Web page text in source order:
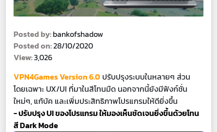
Posted by:bankofshadow
Posted on:28/10/2020
View:3,026
VPN4Games Version 6.0 ปรับปรุงระบบในหลายๆ ส่วน
โดยเฉพาะ UX/UI ที่มาในสีโทนมืด นอกจากนี้ยังมีฟังก์ชั่น
ใหม่ๆ, แก้บัค และเพิ่มประสิทธิภาพโปรแกรมให้ดียิ่งขึ้น
- ปรับปรุง UI ของโปรแกรม ให้มองเห็นชัดเจนยิ่งขึ้นด้วยโทน
สี Dark Mode